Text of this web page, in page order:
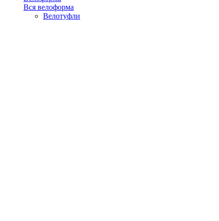
Вся велоформа
Велотуфли